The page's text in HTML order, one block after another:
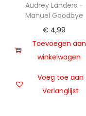
Audrey Landers –
Manuel Goodbye
€ 4,99
Toevoegen aan
winkelwagen
Voeg toe aan
Verlanglijst